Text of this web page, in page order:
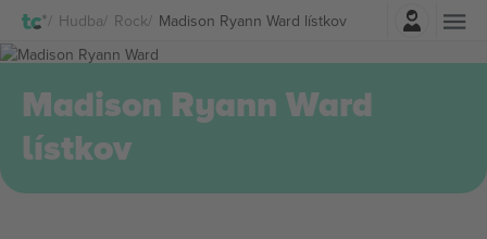
Hudba Rock Madison Ryann Ward lístkov
Prihlásenie
Madison Ryann Ward
lístkov